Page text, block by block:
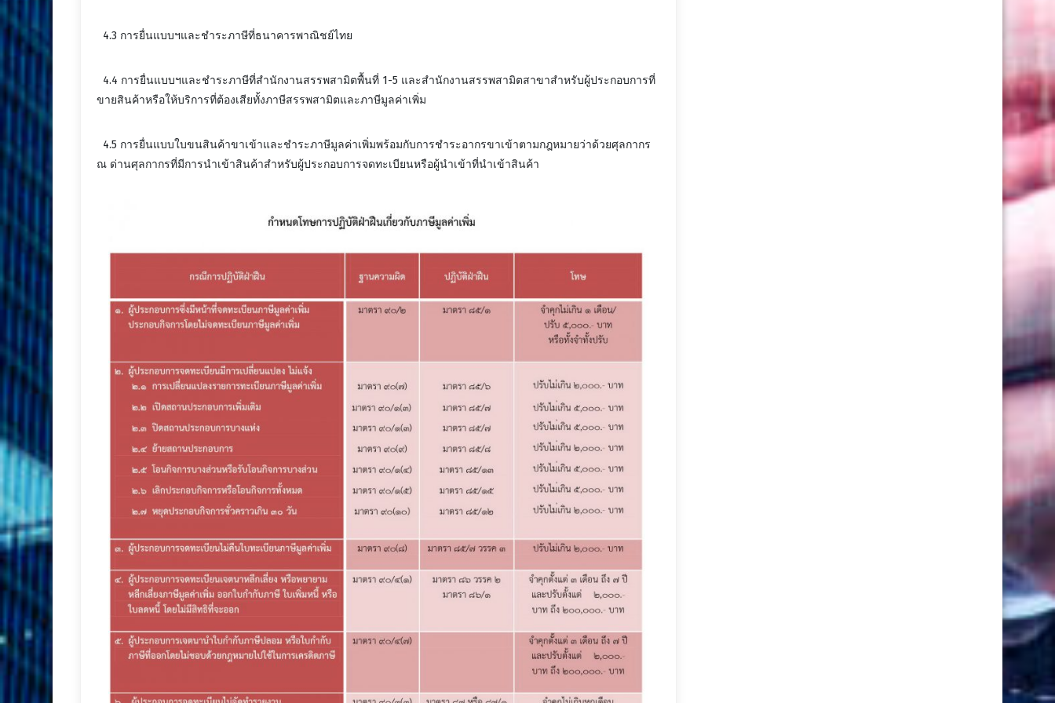
4.3 การยื่นแบบฯและชำระภาษีที่ธนาคารพาณิชย์ไทย
4.4 การยื่นแบบฯและชำระภาษีที่สำนักงานสรรพสามิตพื้นที่ 1-5 และสำนักงานสรรพสามิตสาขาสำหรับผู้ประกอบการที่
ขายสินค้าหรือให้บริการที่ต้องเสียทั้งภาษีสรรพสามิตและภาษีมูลค่าเพิ่ม
4.5 การยื่นแบบใบขนสินค้าขาเข้าและชำระภาษีมูลค่าเพิ่มพร้อมกับการชำระอากรขาเข้าตามกฎหมายว่าด้วยศุลกากร
ณ ด่านศุลกากรที่มีการนำเข้าสินค้าสำหรับผู้ประกอบการจดทะเบียนหรือผู้นำเข้าที่นำเข้าสินค้า